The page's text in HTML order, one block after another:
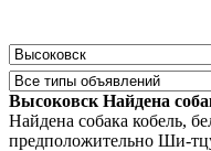
Высоковск Найдена
Найдена собака кобель,
предположительно Ши-